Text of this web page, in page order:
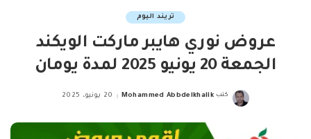
تريند اليوم
عروض نوري هايبر ماركت الويكند
الجمعة 20 يونيو 2025 لمدة يومان
Posted
كتب Mohammed Abbdelkhalik 20 يونيو، 2025